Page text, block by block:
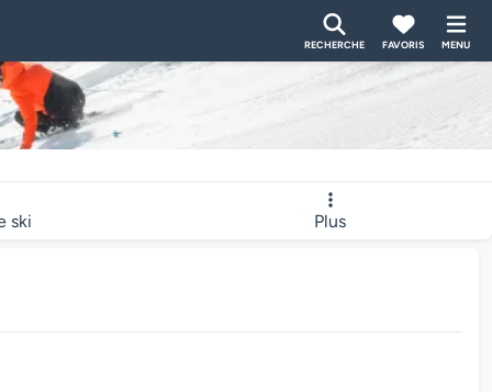
RECHERCHE FAVORIS MENU
ski Plus